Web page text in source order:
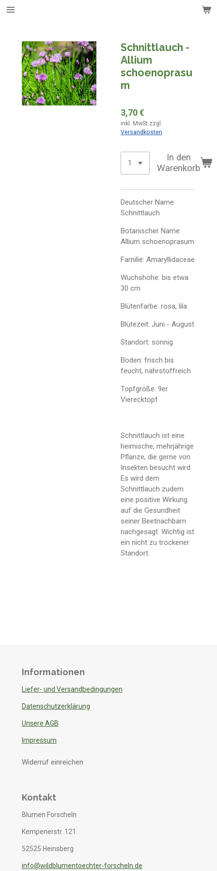
Zum
Schnittlauch -
Allium
schoenoprasu
m
3,70 €
inkl. MwSt zzgl.
Versandkosten
In den
Warenkorb
Deutscher Name:
Schnittlauch
Botanischer Name:
Allium schoenoprasum
Familie: Amaryllidaceae
Wuchshöhe: bis etwa
30 cm
Blütenfarbe: rosa, lila
Blütezeit: Juni - August
Standort: sonnig
Boden: frisch bis
feucht, nährstoffreich
Topfgröße: 9er
Vierecktopf
Schnittlauch ist eine
heimische, mehrjährige
Pflanze, die gerne von
Insekten besucht wird.
Es wird dem
Schnittlauch zudem
eine positive Wirkung
auf die Gesundheit
seiner Beetnachbarn
nachgesagt. Wichtig ist
ein nicht zu trockener
Standort.
Informationen
Liefer- und Versandbedingungen
Datenschutzerklärung
Unsere AGB
Impressum
Widerruf einreichen
Kontakt
Blumen Forscheln
Kempenerstr. 121
52525 Heinsberg
info@wildblumentoechter-forscheln.de